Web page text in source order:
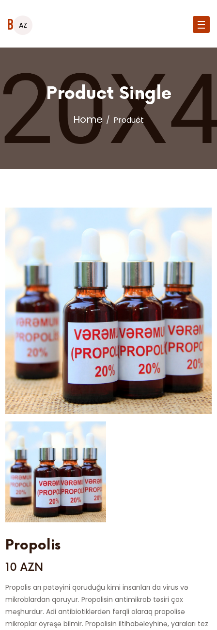
Balçı
AZ
Product Single
Home Product
Propolis
10 AZN
Propolis arı pətəyini qoruduğu kimi insanları da virus və
mikroblardan qoruyur. Propolisin antimikrob təsiri çox
məşhurdur. Adi antibiotiklərdən fərqli olaraq propolisə
mikroplar öyrəşə bilmir. Propolisin iltihabəleyhinə, yaraları tez